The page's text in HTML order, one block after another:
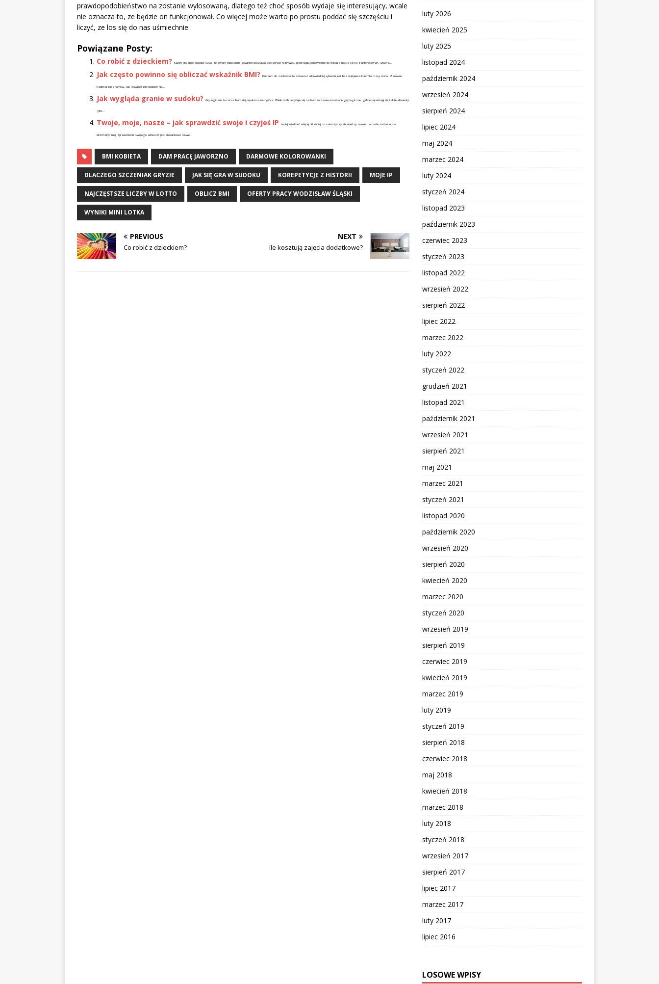
prawdopodobieństwo na zostanie wylosowaną, dlatego też choć sposób wydaje się interesujący, wcale
nie oznacza to, ze będzie on funkcjonował. Co więcej może warto po prostu poddać się szczęściu i
liczyć, ze los się do nas uśmiechnie.
Powiązane Posty:
Co robić z dzieckiem? Każdy kto chce spędzić czas ze swoim dzieckiem, powinien poszukać ciekawych rozrywek, które będą odpowiednie do wieku dziecka i jego zainteresowań. Można...
Jak często powinno się obliczać wskaźnik BMI? Kluczem do zachowania zdrowia i odpowiedniej sylwetki jest bez wątpienia kontrola masy ciała. Zarówno
nadmiar kilogramów, jak i również ich niedobór nie...
Jak wygląda granie w sudoku? Gry logiczne to coraz bardziej popularna rozrywka. Wiele osób decyduje się na bardzo zaawansowane gry logiczne, gdzie pojawiają się także elementy
gier...
Twoje, moje, nasze – jak sprawdzić swoje i czyjeś IP Lepiej wiedzieć więcej niż mniej, to samo tyczy się wiedzy, nawet, a może zwłaszcza,
informatycznej. Sprawdzenie swojego adresu IP jest stosunkowo łatwe...
BMI KOBIETA DAM PRACĘ JAWORZNO DARMOWE KOLOROWANKI
DLACZEGO SZCZENIAK GRYZIE JAK SIĘ GRA W SUDOKU KOREPETYCJE Z HISTORII MOJE IP
NAJCZĘSTSZE LICZBY W LOTTO OBLICZ BMI OFERTY PRACY WODZISŁAW ŚLĄSKI
WYNIKI MINI LOTKA
PREVIOUS
Co robić z dzieckiem?
NEXT
Ile kosztują zajęcia dodatkowe?
luty 2026
kwiecień 2025
luty 2025
listopad 2024
październik 2024
wrzesień 2024
sierpień 2024
lipiec 2024
maj 2024
marzec 2024
luty 2024
styczeń 2024
listopad 2023
październik 2023
czerwiec 2023
styczeń 2023
listopad 2022
wrzesień 2022
sierpień 2022
lipiec 2022
marzec 2022
luty 2022
styczeń 2022
grudzień 2021
listopad 2021
październik 2021
wrzesień 2021
sierpień 2021
maj 2021
marzec 2021
styczeń 2021
listopad 2020
październik 2020
wrzesień 2020
sierpień 2020
kwiecień 2020
marzec 2020
styczeń 2020
wrzesień 2019
sierpień 2019
czerwiec 2019
kwiecień 2019
marzec 2019
luty 2019
styczeń 2019
sierpień 2018
czerwiec 2018
maj 2018
kwiecień 2018
marzec 2018
luty 2018
styczeń 2018
wrzesień 2017
sierpień 2017
lipiec 2017
marzec 2017
luty 2017
lipiec 2016
LOSOWE WPISY